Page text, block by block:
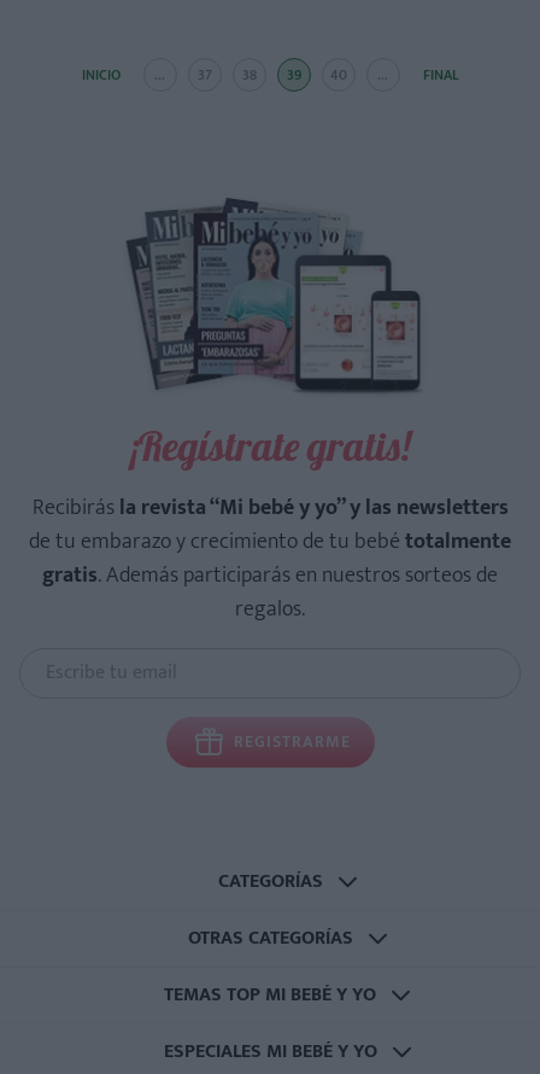
INICIO ... 37 38 39 40 ... FINAL
¡Regístrate gratis!
Recibirásla revista “Mi bebé y yo” y las newsletters
de tu embarazo y crecimiento de tu bebétotalmente
gratis. Además participarás en nuestros sorteos de
regalos.
REGISTRARME
CATEGORÍAS
OTRAS CATEGORÍAS
TEMAS TOP MI BEBÉ Y YO
ESPECIALES MI BEBÉ Y YO